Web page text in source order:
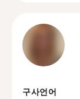
구사언어